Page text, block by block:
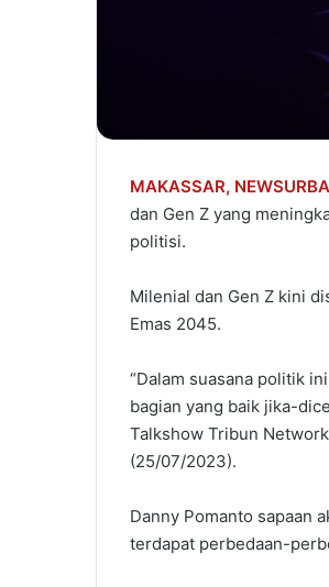
MAKASSAR,
dan Gen Z yang
politisi.
Milenial dan Gen Z kini
Emas 2045.
“Dalam suasana politik
bagian yang baik jika-
Talkshow Tribun
(25/07/2023).
Danny Pomanto sapaan
terdapat perbedaan-